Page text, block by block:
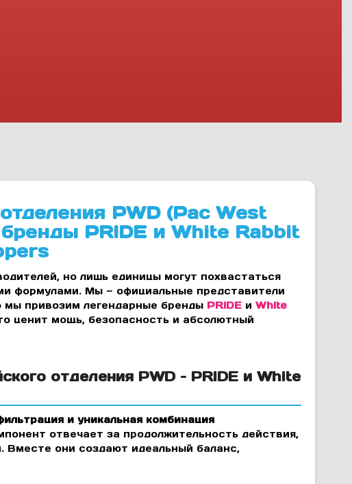
PWD (Pac West
PRIDE и White Rabbit
но лишь единицы могут похвастаться
формулами. Мы — официальные представители
мы привозим легендарные бренды PRIDE и White
ценит мощь, безопасность и абсолютный
отделения PWD – PRIDE и White
и уникальная комбинация
отвечает за продолжительность действия,
они создают идеальный баланс,